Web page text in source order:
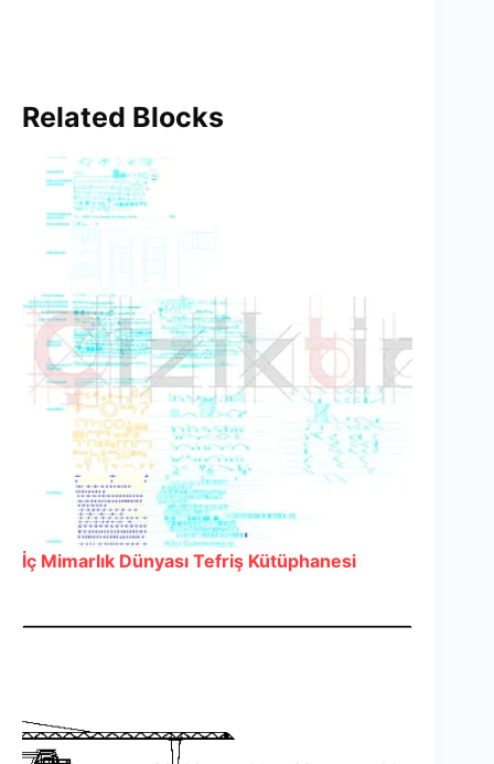
Related Blocks
İç Mimarlık Dünyası Tefriş Kütüphanesi